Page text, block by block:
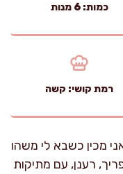
כמות: 6 מנות
רמת קושי: קשה
מכין כשבא לי משהו
רענן, עם מתיקות